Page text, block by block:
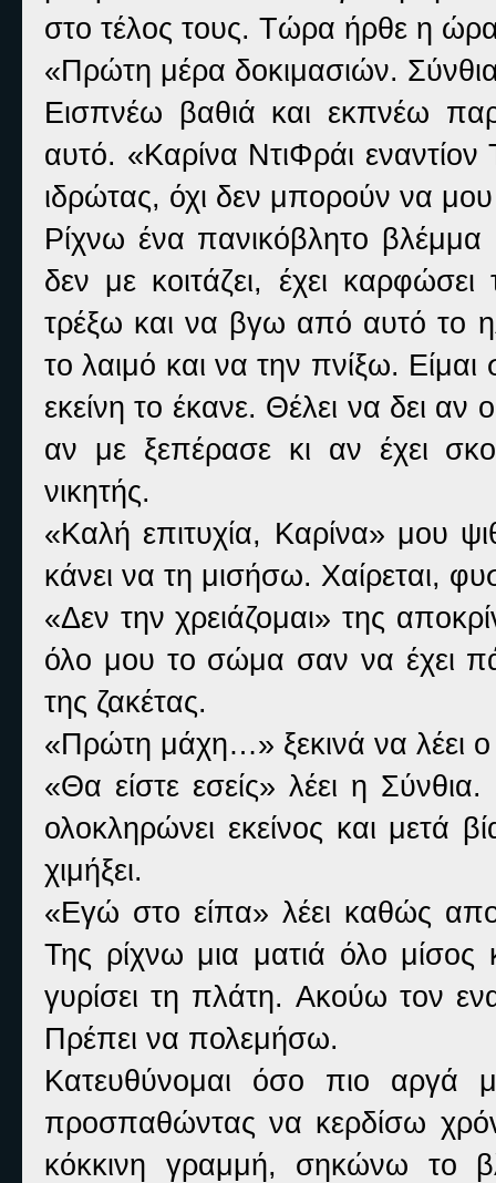
στο τέλος τους. Τώρα ήρθε η ώρα
«Πρώτη μέρα δοκιμασιών.
Εισπνέω βαθιά και εκπνέω
αυτό. «Καρίνα ΝτιΦράι
ιδρώτας, όχι δεν μπορούν να
Ρίχνω ένα πανικόβλητο βλέμμα
δεν με κοιτάζει, έχει
τρέξω και να βγω από αυτό το
το λαιμό και να την πνίξω. Είμαι
εκείνη το έκανε. Θέλει να δει αν
αν με ξεπέρασε κι αν έχει
νικητής.
«Καλή επιτυχία, Καρίνα» μου
κάνει να τη μισήσω. Χαίρεται,
«Δεν την χρειάζομαι» της
όλο μου το σώμα σαν να έχει
της ζακέτας.
«Πρώτη μάχη…» ξεκινά να λέει
«Θα είστε εσείς» λέει η
ολοκληρώνει εκείνος και μετά
χιμήξει.
«Εγώ στο είπα» λέει καθώς
Της ρίχνω μια ματιά όλο μίσος
γυρίσει τη πλάτη. Ακούω τον
Πρέπει να πολεμήσω.
Κατευθύνομαι όσο πιο αργά
προσπαθώντας να κερδίσω
κόκκινη γραμμή, σηκώνω το